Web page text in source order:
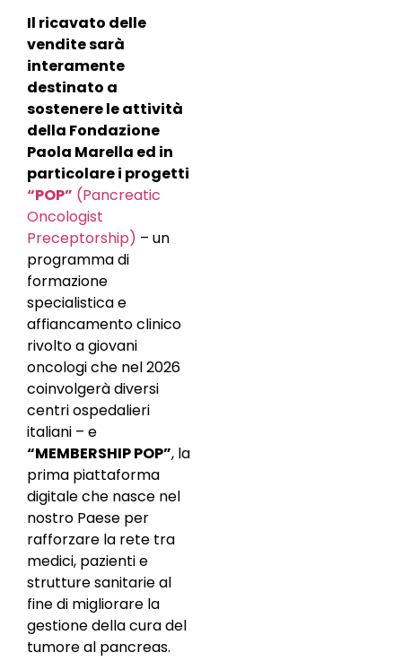
Il ricavato delle
vendite sarà
interamente
destinato a
sostenere le attività
della Fondazione
Paola Marella ed in
particolare i progetti
“POP” (Pancreatic
Oncologist
Preceptorship) – un
programma di
formazione
specialistica e
affiancamento clinico
rivolto a giovani
oncologi che nel 2026
coinvolgerà diversi
centri ospedalieri
italiani – e
“MEMBERSHIP POP”, la
prima piattaforma
digitale che nasce nel
nostro Paese per
rafforzare la rete tra
medici, pazienti e
strutture sanitarie al
fine di migliorare la
gestione della cura del
tumore al pancreas.